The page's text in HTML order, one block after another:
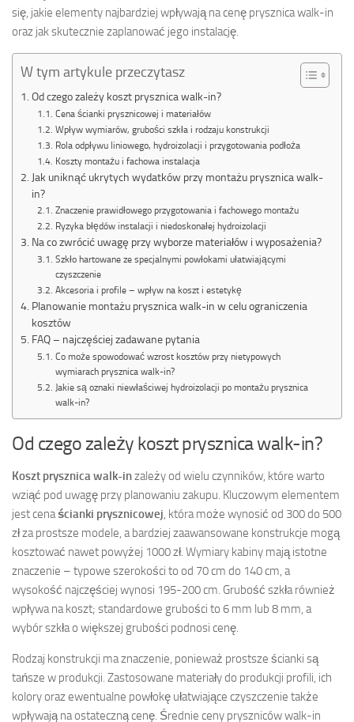
się, jakie elementy najbardziej wpływają na cenę prysznica walk-in
oraz jak skutecznie zaplanować jego instalację.
W tym artykule przeczytasz
Od czego zależy koszt prysznica walk-in?
Cena ścianki prysznicowej i materiałów
Wpływ wymiarów, grubości szkła i rodzaju konstrukcji
Rola odpływu liniowego, hydroizolacji i przygotowania podłoża
Koszty montażu i fachowa instalacja
Jak uniknąć ukrytych wydatków przy montażu prysznica walk-
in?
Znaczenie prawidłowego przygotowania i fachowego montażu
Ryzyka błędów instalacji i niedoskonałej hydroizolacji
Na co zwrócić uwagę przy wyborze materiałów i wyposażenia?
Szkło hartowane ze specjalnymi powłokami ułatwiającymi
czyszczenie
Akcesoria i profile – wpływ na koszt i estetykę
Planowanie montażu prysznica walk-in w celu ograniczenia
kosztów
FAQ – najczęściej zadawane pytania
Co może spowodować wzrost kosztów przy nietypowych
wymiarach prysznica walk-in?
Jakie są oznaki niewłaściwej hydroizolacji po montażu prysznica
walk-in?
Od czego zależy koszt prysznica walk-in?
Koszt prysznica walk-inzależy od wielu czynników, które warto
wziąć pod uwagę przy planowaniu zakupu. Kluczowym elementem
jest cenaścianki prysznicowej , która może wynosić od 300 do 500
zł za prostsze modele, a bardziej zaawansowane konstrukcje mogą
kosztować nawet powyżej 1000 zł. Wymiary kabiny mają istotne
znaczenie – typowe szerokości to od 70 cm do 140 cm, a
wysokość najczęściej wynosi 195-200 cm. Grubość szkła również
wpływa na koszt; standardowe grubości to 6 mm lub 8 mm, a
wybór szkła o większej grubości podnosi cenę.
Rodzaj konstrukcji ma znaczenie, ponieważ prostsze ścianki są
tańsze w produkcji. Zastosowane materiały do produkcji profili, ich
kolory oraz ewentualne powłokę ułatwiające czyszczenie także
wpływają na ostateczną cenę. Średnie ceny pryszniców walk-in